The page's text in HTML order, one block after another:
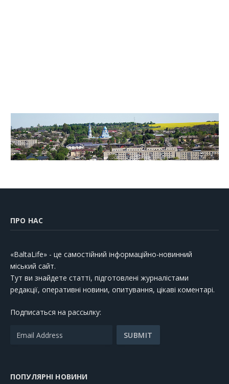
ПРО НАС
«BaltaLife» - це самостійний інформаційно-новинний
міський сайт.
Тут ви знайдете статті, підготовлені журналістами
редакції, оперативні новини, опитування, цікаві коментарі.
Подписаться на рассылку:
ПОПУЛЯРНІ НОВИНИ